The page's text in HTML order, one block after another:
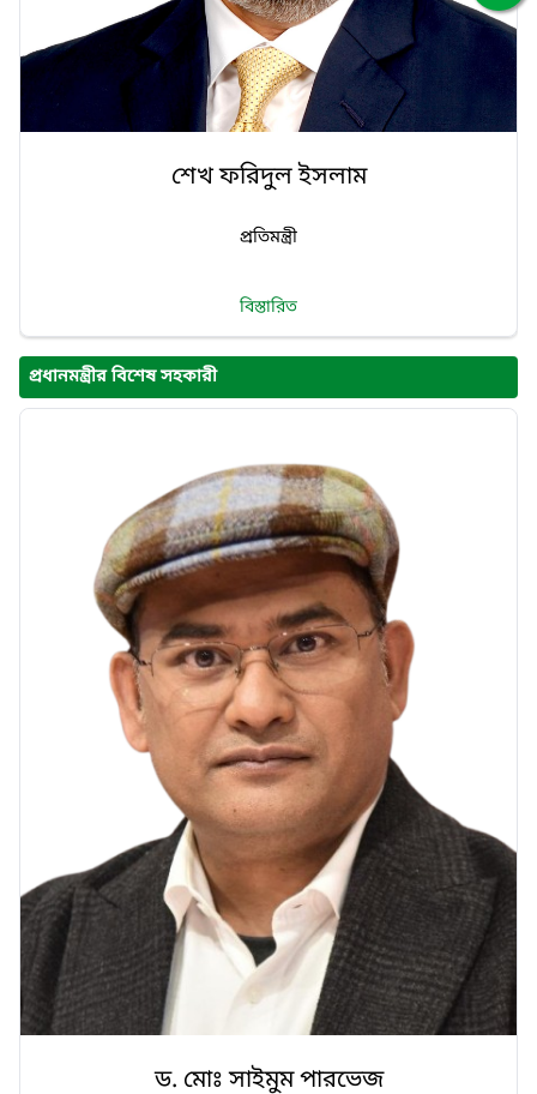
শেখ ফরিদুল ইসলাম
প্রতিমন্ত্রী
বিস্তারিত
প্রধানমন্ত্রীর বিশেষ সহকারী
ড. মোঃ সাইমুম পারভেজ